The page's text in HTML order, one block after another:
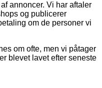
annoncer. Vi har aftaler
og publicerer
om de personer vi
om ofte, men vi påtager
blevet lavet efter seneste